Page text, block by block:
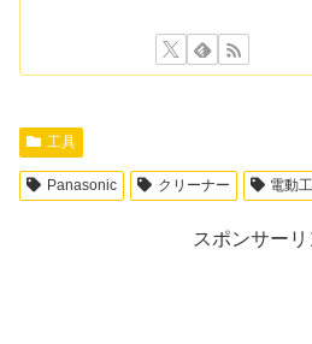
工具
Panasonic クリーナー 電動
スポンサーリ